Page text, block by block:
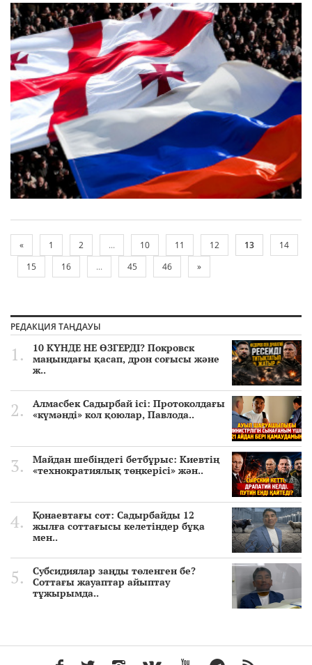
« 1 2 ... 10 11 12 13
14
15
16 ... 45 46 »
РЕДАКЦИЯ ТАҢДАУЫ
10 КҮНДЕ НЕ ӨЗГЕРДІ? Покровск
маңындағы қасап, дрон соғысы және
ж..
Алмасбек Садырбай ісі: Протоколдағы
«күмәнді» кол қоюлар, Павлода..
Майдан шебіндегі бетбұрыс: Киевтің
«технократиялық төңкерісі» жән..
Қонаевтағы сот: Садырбайды 12
жылға соттағысы келетіндер бұқа
мен..
Субсидиялар заңды төленген бе?
Соттағы жауаптар айыптау
тұжырымда..